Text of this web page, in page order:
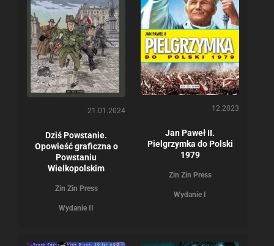
21.01.2024
Dziś Powstanie.
Opowieść graficzna o
Powstaniu
Wielkopolskim
Zin Zin Press
Wydanie II
12.2023
Jan Paweł II.
Pielgrzymka do Polski
1979
Zin Zin Press
Wydanie I